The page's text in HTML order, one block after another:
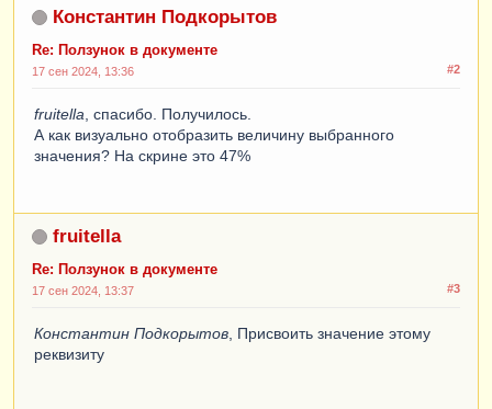
Константин Подкорытов
Re: Ползунок в документе
#2
17 сен 2024, 13:36
fruitella , спасибо. Получилось.
А как визуально отобразить величину выбранного
значения? На скрине это 47%
fruitella
Re: Ползунок в документе
#3
17 сен 2024, 13:37
Константин Подкорытов , Присвоить значение этому
реквизиту